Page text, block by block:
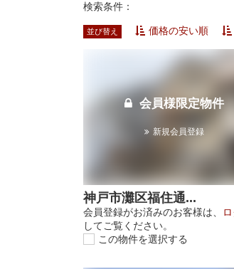
検索条件：
並び替え 価格の安い順
会員様限定物件
新規会員登録
神戸市灘区福住通...
会員登録がお済みのお客様は、
してご覧ください。
この物件を選択する